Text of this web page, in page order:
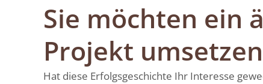
Sie möchten ein
Projekt
Hat diese Erfolgsgeschichte Ihr Interesse